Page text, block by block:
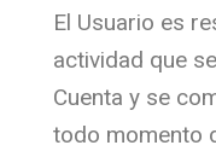
El Usuario es
actividad que
Cuenta y se
todo momento